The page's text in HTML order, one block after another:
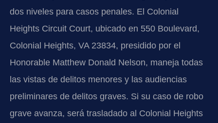
dos niveles para casos penales. El Colonial
Heights Circuit Court, ubicado en 550 Boulevard,
Colonial Heights, VA 23834, presidido por el
Honorable Matthew Donald Nelson, maneja todas
las vistas de delitos menores y las audiencias
preliminares de delitos graves. Si su caso de robo
grave avanza, será trasladado al Colonial Heights